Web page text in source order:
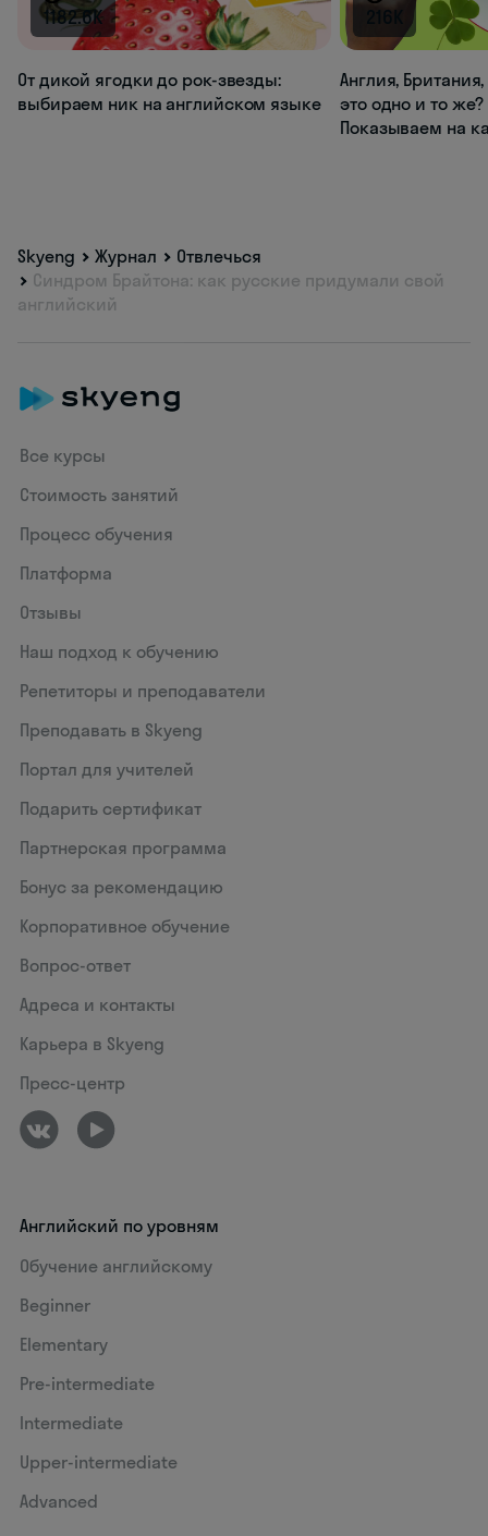
1182.6K
От дикой ягодки до рок-звезды:
выбираем ник на английском языке
216K
Англия,
это одно и то
Показываем на
Skyeng Журнал
Отвлечься
Синдром Брайтона: как русские придумали свой
английский
Все курсы
Стоимость занятий
Процесс обучения
Платформа
Отзывы
Наш подход к обучению
Репетиторы и преподаватели
Преподавать в Skyeng
Портал для учителей
Подарить сертификат
Партнерская программа
Бонус за рекомендацию
Корпоративное обучение
Вопрос-ответ
Адреса и контакты
Карьера в Skyeng
Пресс-центр
Английский по уровням
Обучение английскому
Beginner
Elementary
Pre-intermediate
Intermediate
Upper-intermediate
Advanced